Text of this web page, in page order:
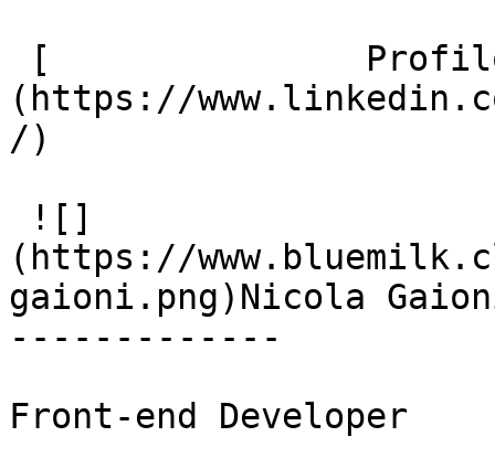
(https://
/)
(https://
gaioni.png)Nicola
-------------
Front-end Developer